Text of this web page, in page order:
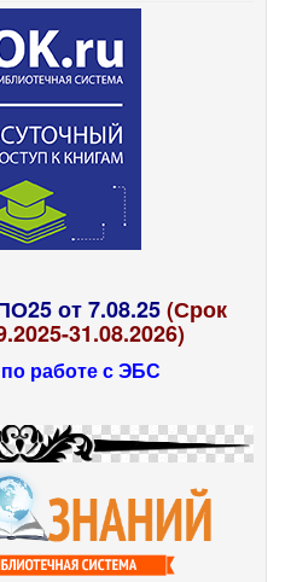
от 7.08.25 (Срок
31.08.2026)
работе с ЭБС